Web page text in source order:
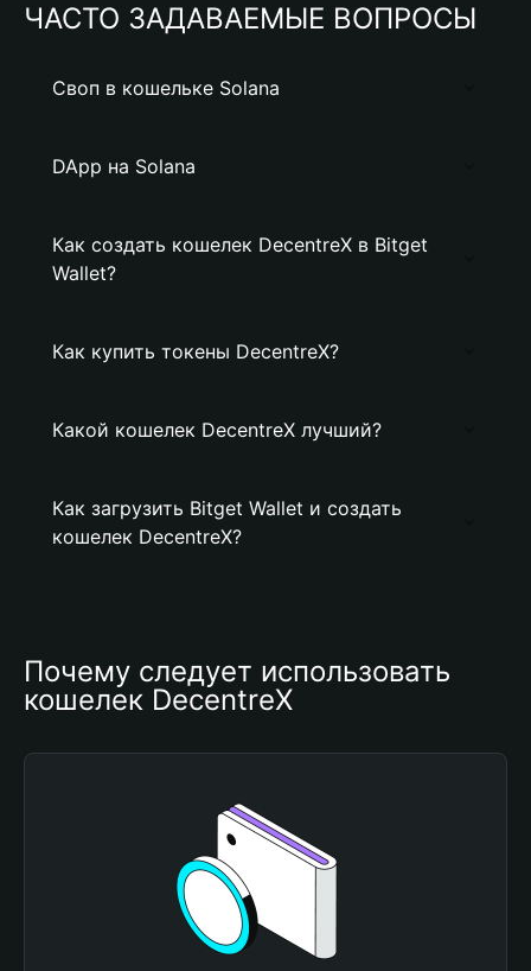
ЧАСТО ЗАДАВАЕМЫЕ ВОПРОСЫ
Своп в кошельке Solana
DApp на Solana
Как создать кошелек DecentreX в Bitget
Wallet?
Как купить токены DecentreX?
Какой кошелек DecentreX лучший?
Как загрузить Bitget Wallet и создать
кошелек DecentreX?
Почему следует использовать
кошелек DecentreX